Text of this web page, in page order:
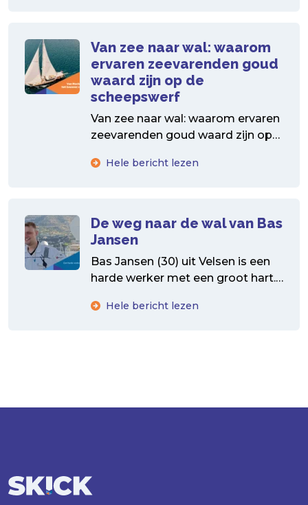
Van zee naar wal: waarom
ervaren zeevarenden goud
waard zijn op de
scheepswerf
Van zee naar wal: waarom ervaren
zeevarenden goud waard zijn op
tochten op zee, dag...
Hele bericht lezen
De weg naar de wal van Bas
Jansen
Bas Jansen (30) uit Velsen is een
harde werker met een groot hart.
zeeman...
Hele bericht lezen